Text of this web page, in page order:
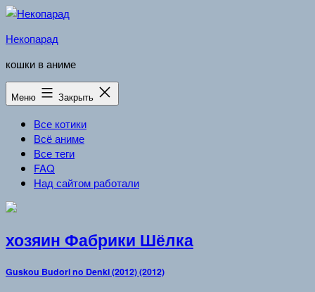
Перейти
содержимому
Некопарад
кошки в аниме
Меню Закрыть
Все котики
Всё аниме
Все теги
FAQ
Над сайтом работали
хозяин Фабрики Шёлка
Guskou Budori no Denki (2012) (2012)